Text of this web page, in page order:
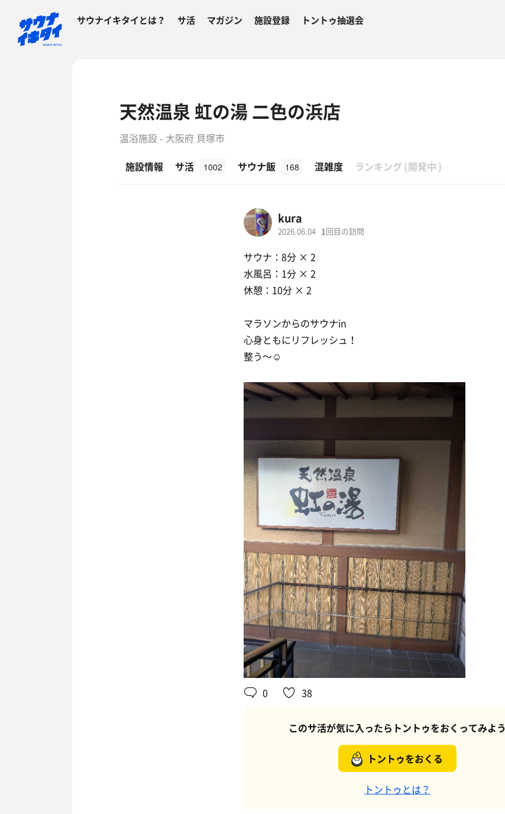
サウナイキタイとは？ サ活 マガジン 施設登録 トントゥ抽選会
天然温泉 虹の湯 二色の浜店
温浴施設 - 大阪府 貝塚市
施設情報
サ活 1002 サウナ飯 168 混雑度 ランキング (開発中 )
kura
2026.06.04 1 回目の訪問
サウナ：8分 × 2
水風呂：1分 × 2
休憩：10分 × 2
マラソンからのサウナin
心身ともにリフレッシュ！
整う〜☺️
0 38
このサ活が気に入ったらトントゥをおくってみよう
トントゥをおくる
トントゥとは？